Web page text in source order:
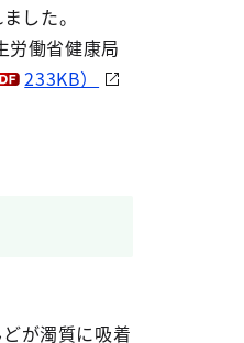
した。
労働省健康局
233KB）
が濁質に吸着